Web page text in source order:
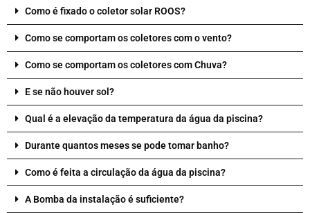
Como é fixado o coletor solar ROOS?
Como se comportam os coletores com o vento?
Como se comportam os coletores com Chuva?
E se não houver sol?
Qual é a elevação da temperatura da água da piscina?
Durante quantos meses se pode tomar banho?
Como é feita a circulação da água da piscina?
A Bomba da instalação é suficiente?